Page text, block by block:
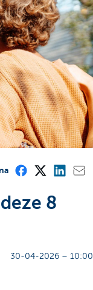
8
30-04-2026 – 10:00